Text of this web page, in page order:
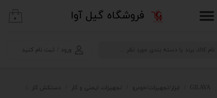
​فروشگاه گیل آوا
ورود ثبت نام کنید
حساب کاربری من
خروج از حساب کاربری
۰
GILAVA ابزار/تجهیزات/خودرو تجهیزات ایمنی و کار دستکش کار